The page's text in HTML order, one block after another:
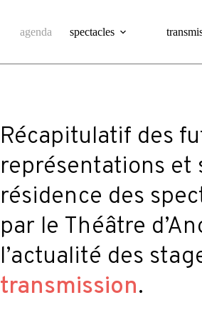
agenda spectacles
Récapitulatif des
représentations et
résidence des
par le Théâtre
l’actualité des
transmission.